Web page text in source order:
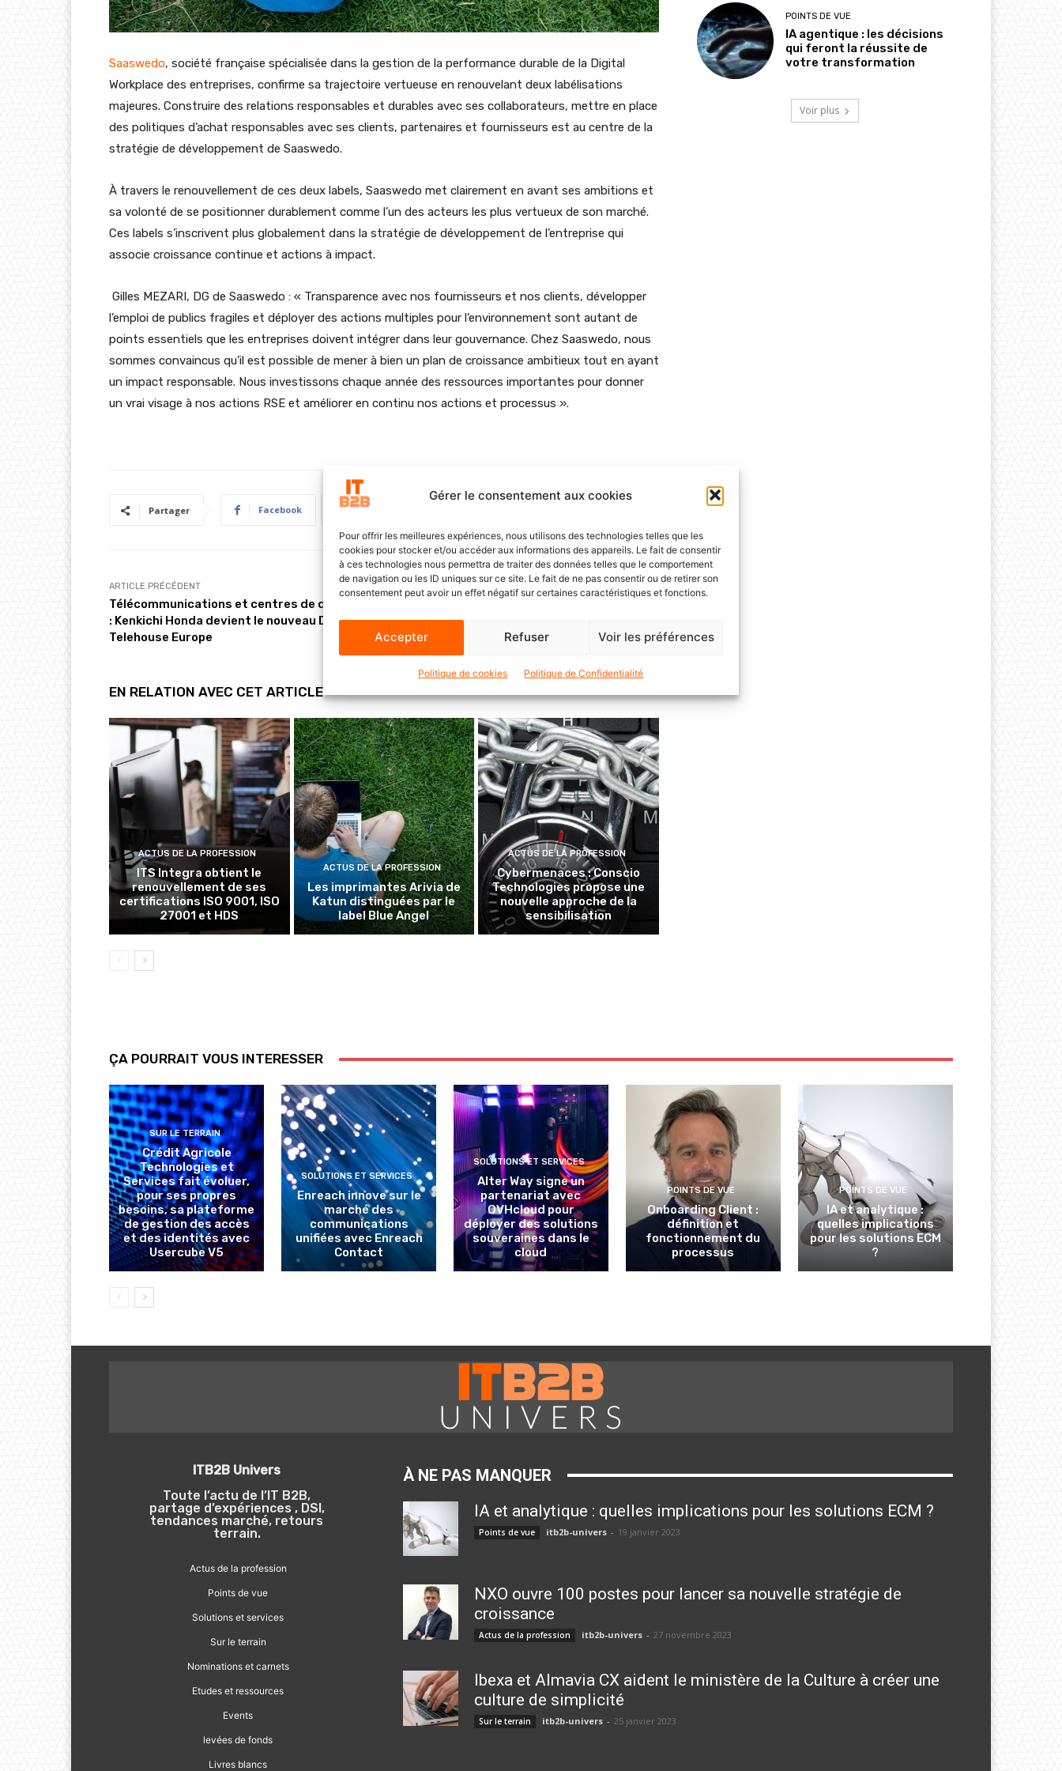
Gérer le consentement aux cookies
Pour offrir les meilleures expériences, nous utilisons des technologies telles que les
cookies pour stocker et/ou accéder aux informations des appareils. Le fait de consentir
à ces technologies nous permettra de traiter des données telles que le comportement
de navigation ou les ID uniques sur ce site. Le fait de ne pas consentir ou de retirer son
consentement peut avoir un effet négatif sur certaines caractéristiques et fonctions.
Accepter Refuser Voir les préférences
Politique de cookies Politique de Confidentialité
Saaswedo, société française spécialisée dans la gestion de la performance durable de la Digital
Workplace des entreprises, confirme sa trajectoire vertueuse en renouvelant deux labélisations
majeures. Construire des relations responsables et durables avec ses collaborateurs, mettre en place
des politiques d’achat responsables avec ses clients, partenaires et fournisseurs est au centre de la
stratégie de développement de Saaswedo.
À travers le renouvellement de ces deux labels, Saaswedo met clairement en avant ses ambitions et
sa volonté de se positionner durablement comme l’un des acteurs les plus vertueux de son marché.
Ces labels s’inscrivent plus globalement dans la stratégie de développement de l’entreprise qui
associe croissance continue et actions à impact.
Gilles MEZARI, DG de Saaswedo : « Transparence avec nos fournisseurs et nos clients, développer
l’emploi de publics fragiles et déployer des actions multiples pour l’environnement sont autant de
points essentiels que les entreprises doivent intégrer dans leur gouvernance. Chez Saaswedo, nous
sommes convaincus qu’il est possible de mener à bien un plan de croissance ambitieux tout en ayant
un impact responsable. Nous investissons chaque année des ressources importantes pour donner
un vrai visage à nos actions RSE et améliorer en continu nos actions et processus ».
Partager Facebook X
ARTICLE PRÉCÉDENT
Télécommunications et centres de données
: Kenkichi Honda devient le nouveau DG de
Telehouse Europe
ARTICLE SUIVANT
Solutions investit dans son équipe à Nantes
EN RELATION AVEC CET ARTICLE
ACTUS DE LA PROFESSION
ITS Integra obtient le
renouvellement de ses
certifications ISO 9001, ISO
27001 et HDS
ACTUS DE LA PROFESSION
Les imprimantes Arivia de
Katun distinguées par le
label Blue Angel
ACTUS DE LA PROFESSION
Cybermenaces : Conscio
Technologies propose une
nouvelle approche de la
sensibilisation
POINTS DE VUE
IA agentique : les décisions
qui feront la réussite de
votre transformation
Voir plus
ÇA POURRAIT VOUS INTERESSER
SUR LE TERRAIN
Crédit Agricole
Technologies et
Services fait évoluer,
pour ses propres
besoins, sa plateforme
de gestion des accès
et des identités avec
Usercube V5
SOLUTIONS ET SERVICES
Enreach innove sur le
marché des
communications
unifiées avec Enreach
Contact
SOLUTIONS ET SERVICES
Alter Way signe un
partenariat avec
OVHcloud pour
déployer des solutions
souveraines dans le
cloud
POINTS DE VUE
Onboarding Client :
définition et
fonctionnement du
processus
POINTS DE VUE
IA et analytique :
quelles implications
pour les solutions ECM
?
ITB2B Univers
Toute l’actu de l’IT B2B,
partage d’expériences , DSI,
tendances marché, retours
terrain.
Actus de la profession
Points de vue
Solutions et services
Sur le terrain
Nominations et carnets
Etudes et ressources
Events
levées de fonds
Livres blancs
À NE PAS MANQUER
IA et analytique : quelles implications pour les solutions ECM ?
Points de vue itb2b-univers - 19 janvier 2023
NXO ouvre 100 postes pour lancer sa nouvelle stratégie de
croissance
Actus de la profession itb2b-univers - 27 novembre 2023
Ibexa et Almavia CX aident le ministère de la Culture à créer une
culture de simplicité
Sur le terrain itb2b-univers - 25 janvier 2023